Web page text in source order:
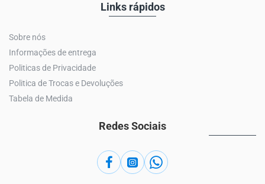
Links rápidos
Sobre nós
Informações de entrega
Politicas de Privacidade
Politica de Trocas e Devoluções
Tabela de Medida
Redes Sociais